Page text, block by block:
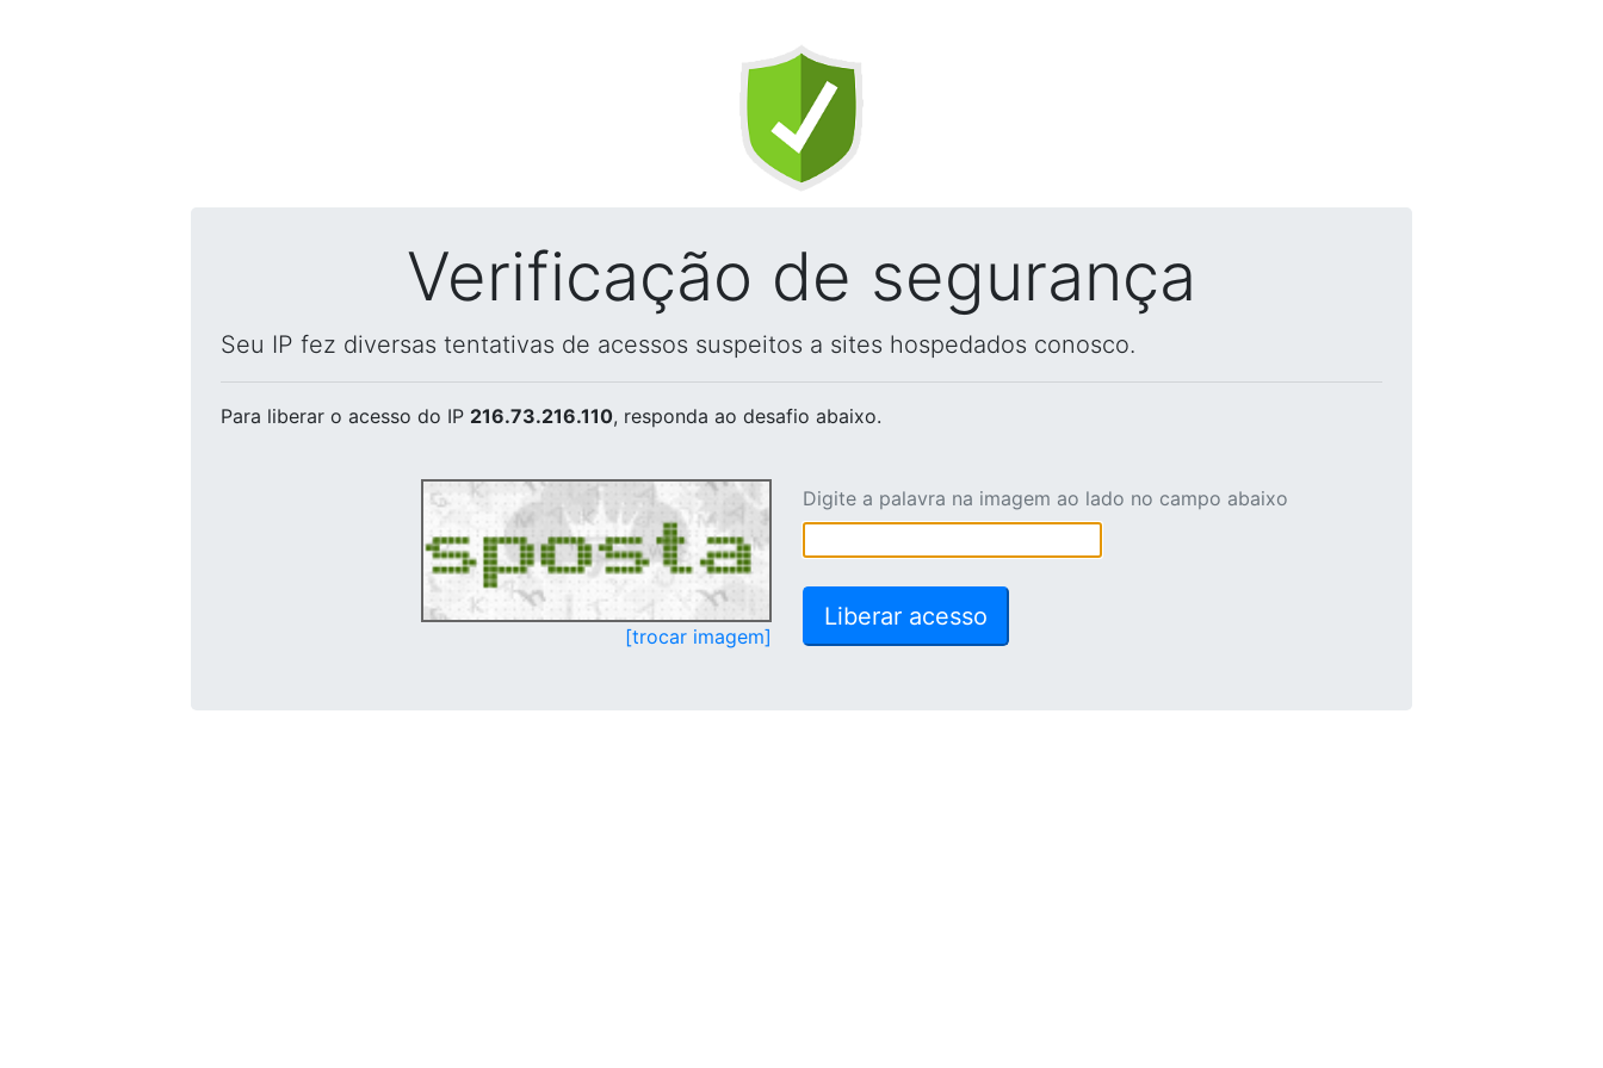
Verificação de segurança
Seu IP fez diversas tentativas de acessos suspeitos a sites hospedados conosco.
Para liberar o acesso do IP 216.73.216.110, responda ao desafio abaixo.
[trocar imagem]
Digite a palavra na imagem ao lado no campo abaixo